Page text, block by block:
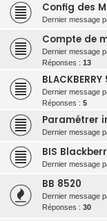
Config des
Dernier message
Compte de
Dernier message
Réponses : 13
Dernier message
Réponses : 5
Paramétrer
Dernier message
BIS
Dernier message
BB 8520
Dernier message
Réponses : 30